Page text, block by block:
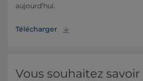
aujourd’hui.
Télécharger
Vous souhaitez